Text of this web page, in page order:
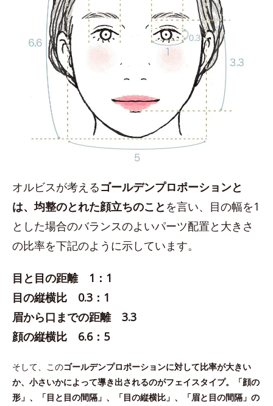
オルビスが考えるゴールデンプロポーションと
は、均整のとれた顔立ちのこと を言い、目の幅を1
とした場合のバランスのよいパーツ配置と大きさ
の比率を下記のように示しています。
目と目の距離 1：1
目の縦横比 0.3：1
眉から口までの距離 3.3
顔の縦横比 6.6：5
そして、このゴールデンプロポーションに対して比率が大きい
か、小さいかによって導き出されるのがフェイスタイプ。「顔の
形」、「目と目の間隔」、「目の縦横比」、「眉と目の間隔」の